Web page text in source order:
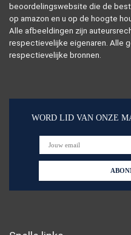
beoordelingswebsite die de
op amazon en u op de hoogte
Alle afbeeldingen zijn
respectievelijke eigenaren. Alle
respectievelijke bronnen.
WORD LID VAN ONZE